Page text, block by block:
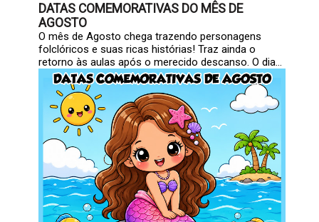
DATAS COMEMORATIVAS DO MÊS DE
AGOSTO
O mês de Agosto chega trazendo personagens
folclóricos e suas ricas histórias! Traz ainda o
retorno às aulas após o merecido descanso. O dia...